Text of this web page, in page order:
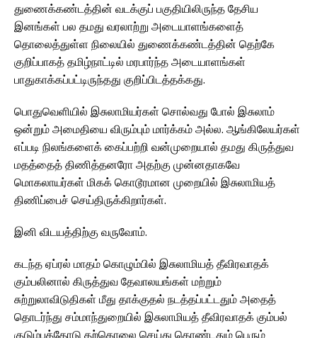
துணைக்கண்டத்தின் வடக்குப் பகுதியிலிருந்த தேசிய
இனங்கள் பல தமது வரலாற்று அடையாளங்களைத்
தொலைத்துள்ள நிலையில் துணைக்கண்டத்தின் தெற்கே
குறிப்பாகத் தமிழ்நாட்டில் மரபார்ந்த அடையாளங்கள்
பாதுகாக்கப்பட்டிருந்தது குறிப்பிடத்தக்கது.
பொதுவெளியில் இசுலாமியர்கள் சொல்வது போல் இசுலாம்
ஒன்றும் அமைதியை விரும்பும் மார்க்கம் அல்ல. ஆங்கிலேயர்கள்
எப்படி நிலங்களைக் கைப்பற்றி வன்முறையால் தமது கிருத்துவ
மதத்தைத் திணித்தனரோ அதற்கு முன்னதாகவே
மொகலாயர்கள் மிகக் கொடூரமான முறையில் இசுலாமியத்
திணிப்பைச் செய்திருக்கிறார்கள்.
இனி விடயத்திற்கு வருவோம்.
கடந்த ஏப்ரல் மாதம் கொழும்பில் இசுலாமியத் தீவிரவாதக்
கும்பலினால் கிருத்துவ தேவாலயங்கள் மற்றும்
சுற்றுலாவிடுதிகள் மீது தாக்குதல் நடத்தப்பட்டதும் அதைத்
தொடர்ந்து சம்மாந்துறையில் இசுலாமியத் தீவிரவாதக் கும்பல்
குடும்பத்தோடு தற்கொலை செய்து கொண்டதும் பெரும்